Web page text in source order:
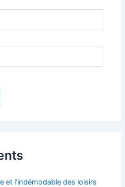
et l’indémodable des loisirs